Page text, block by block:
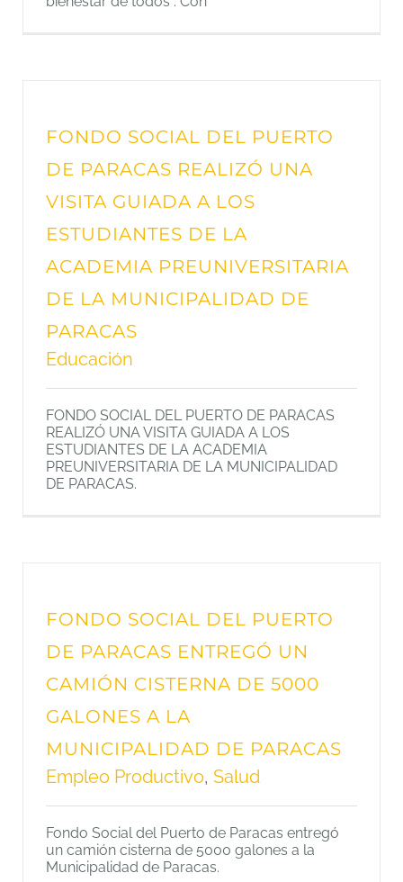
PARACAS
FONDO SOCIAL DEL PUERTO
DE PARACAS REALIZÓ UNA
VISITA GUIADA A LOS
ESTUDIANTES DE LA
ACADEMIA PREUNIVERSITARIA
DE LA MUNICIPALIDAD DE
PARACAS
Educación
FONDO SOCIAL DEL PUERTO DE PARACAS
REALIZÓ UNA VISITA GUIADA A LOS
ESTUDIANTES DE LA ACADEMIA
PREUNIVERSITARIA DE LA MUNICIPALIDAD
DE PARACAS.
FONDO SOCIAL DEL PUERTO
DE PARACAS ENTREGÓ UN
CAMIÓN CISTERNA DE 5000
GALONES A LA
MUNICIPALIDAD DE PARACAS
Empleo Productivo, Salud
Fondo Social del Puerto de Paracas entregó
un camión cisterna de 5000 galones a la
Municipalidad de Paracas.